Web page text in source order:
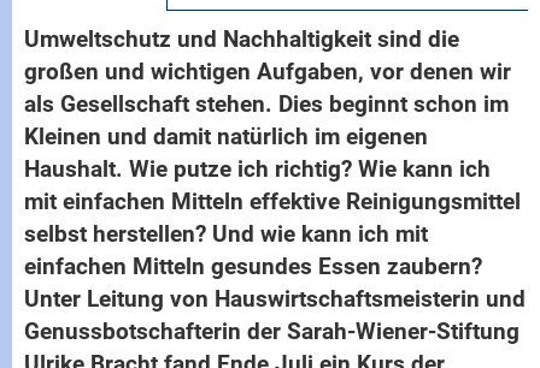
Umweltschutz und Nachhaltigkeit sind die
großen und wichtigen Aufgaben, vor denen wir
als Gesellschaft stehen. Dies beginnt schon im
Kleinen und damit natürlich im eigenen
Haushalt. Wie putze ich richtig? Wie kann ich
mit einfachen Mitteln effektive Reinigungsmittel
selbst herstellen? Und wie kann ich mit
einfachen Mitteln gesundes Essen zaubern?
Unter Leitung von Hauswirtschaftsmeisterin und
Genussbotschafterin der Sarah-Wiener-Stiftung